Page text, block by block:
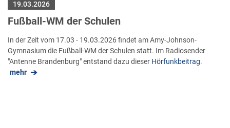
19.03.2026
Fußball-WM der Schulen
In der Zeit vom 17.03 - 19.03.2026 findet am Amy-Johnson-
Gymnasium die Fußball-WM der Schulen statt. Im Radiosender
"Antenne Brandenburg" entstand dazu dieser Hörfunkbeitrag.
mehr